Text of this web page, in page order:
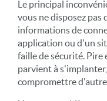
Le principal
vous ne disposez
informations de
application ou d'un
faille de sécurité.
parvient à
compromettre